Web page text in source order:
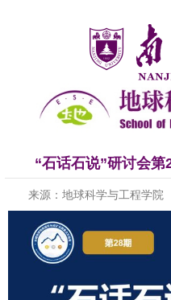
“石话石说”研讨会
来源：地球科学与工程学院